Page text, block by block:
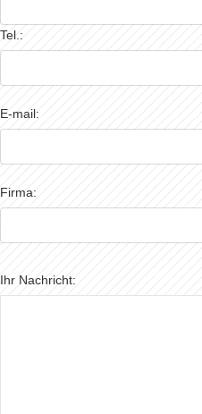
Tel.:
E-mail:
Firma:
Ihr Nachricht: